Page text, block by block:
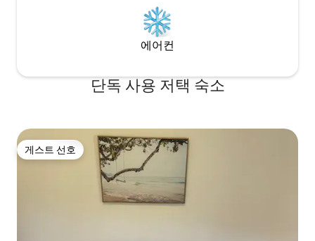
에어컨
단독 사용 저택 숙소
게스트 선호
게스트 선호